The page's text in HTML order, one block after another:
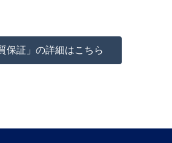
保証」の詳細はこちら